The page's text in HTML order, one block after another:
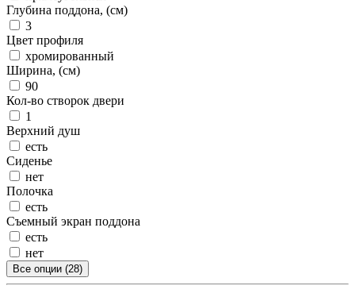
Глубина поддона, (см)
3
Цвет профиля
хромированный
Ширина, (см)
90
Кол-во створок двери
1
Верхний душ
есть
Сиденье
нет
Полочка
есть
Съемный экран поддона
есть
нет
Все опции (28)